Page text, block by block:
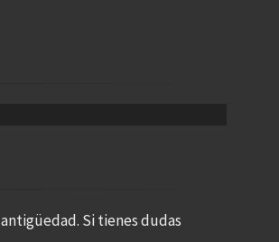
Si tienes dudas